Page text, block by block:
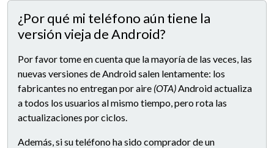
¿Por qué mi teléfono aún tiene la
versión vieja de Android?
Por favor tome en cuenta que la mayoría de las veces, las
nuevas versiones de Android salen lentamente: los
fabricantes no entregan por aire (OTA)Android actualiza
a todos los usuarios al mismo tiempo, pero rota las
actualizaciones por ciclos.
Además, si su teléfono ha sido comprador de un